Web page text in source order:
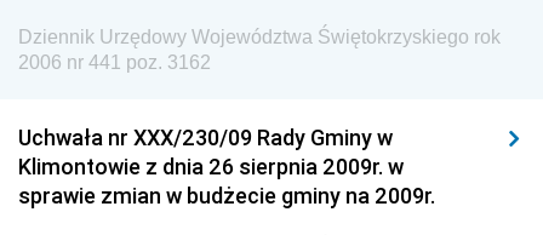
Dziennik Urzędowy Województwa Świętokrzyskiego rok
2006 nr 441 poz. 3162
Uchwała nr XXX/230/09 Rady Gminy w
Klimontowie z dnia 26 sierpnia 2009r. w
sprawie zmian w budżecie gminy na 2009r.